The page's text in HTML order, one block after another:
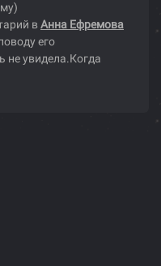
в Анна Ефремова
его
не увидела.Когда